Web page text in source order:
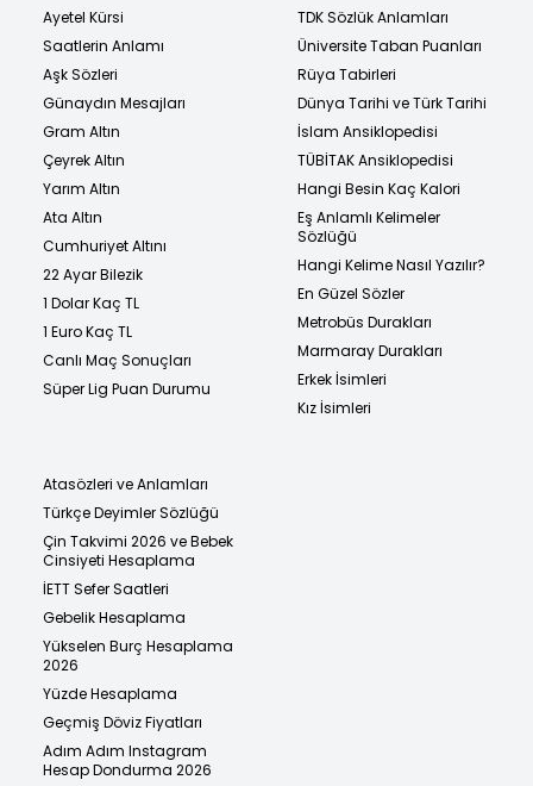
Ayetel Kürsi
Saatlerin Anlamı
Aşk Sözleri
Günaydın Mesajları
Gram Altın
Çeyrek Altın
Yarım Altın
Ata Altın
Cumhuriyet Altını
22 Ayar Bilezik
1 Dolar Kaç TL
1 Euro Kaç TL
Canlı Maç Sonuçları
Süper Lig Puan Durumu
TDK Sözlük Anlamları
Üniversite Taban Puanları
Rüya Tabirleri
Dünya Tarihi ve Türk Tarihi
İslam Ansiklopedisi
TÜBİTAK Ansiklopedisi
Hangi Besin Kaç Kalori
Eş Anlamlı Kelimeler
Sözlüğü
Hangi Kelime Nasıl Yazılır?
En Güzel Sözler
Metrobüs Durakları
Marmaray Durakları
Erkek İsimleri
Kız İsimleri
Atasözleri ve Anlamları
Türkçe Deyimler Sözlüğü
Çin Takvimi 2026 ve Bebek
Cinsiyeti Hesaplama
İETT Sefer Saatleri
Gebelik Hesaplama
Yükselen Burç Hesaplama
2026
Yüzde Hesaplama
Geçmiş Döviz Fiyatları
Adım Adım Instagram
Hesap Dondurma 2026